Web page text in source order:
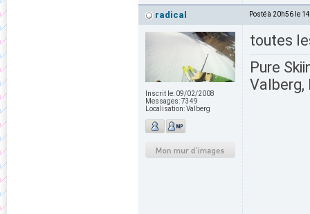
radical Posté à 20h56 le
Inscrit le: 09/02/2008
Messages:7349
Localisation:Valberg
toutes
Pure
Valberg,